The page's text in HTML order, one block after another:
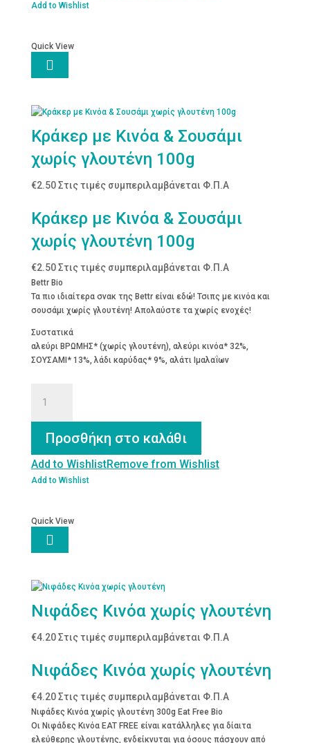
Add to Wishlist
Quick View

Κράκερ με Κινόα & Σουσάμι
χωρίς γλουτένη 100g
€2.50 Στις τιμές συμπεριλαμβάνεται Φ.Π.Α
Κράκερ με Κινόα & Σουσάμι
χωρίς γλουτένη 100g
€2.50 Στις τιμές συμπεριλαμβάνεται Φ.Π.Α
Bettr Bio
Τα πιο ιδιαίτερα σνακ της Bettr είναι εδώ! Τσιπς με κινόα και
σουσάμι χωρίς γλουτένη! Απολαύστε τα χωρίς ενοχές!
Συστατικά
αλεύρι ΒΡΩΜΗΣ* (χωρίς γλουτένη), αλεύρι κινόα* 32%,
ΣΟΥΣΑΜΙ* 13%, λάδι καρύδας* 9%, αλάτι Ιμαλαΐων
Σουσάμι
χωρίς
Προσθήκη στο καλάθι
Add to WishlistRemove from Wishlist
Add to Wishlist
Quick View

Νιφάδες Κινόα χωρίς γλουτένη
€4.20 Στις τιμές συμπεριλαμβάνεται Φ.Π.Α
Νιφάδες Κινόα χωρίς γλουτένη
€4.20 Στις τιμές συμπεριλαμβάνεται Φ.Π.Α
Νιφάδες Κινόα χωρίς γλουτένη 300g Eat Free Bio
Οι Νιφάδες Κινόα EAT FREE είναι κατάλληλες για δίαιτα
ελεύθερης γλουτένης, ενδείκνυται για όσους πάσχουν από